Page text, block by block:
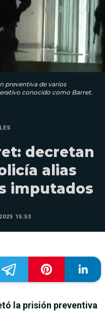
preventiva de varios
conocido como Barret.
decretan
alias
imputados
15:53
la prisión preventiva